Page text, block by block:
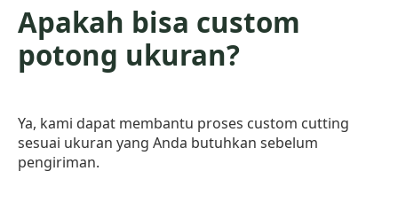
Apakah bisa custom
potong ukuran?
Ya, kami dapat membantu proses custom cutting
sesuai ukuran yang Anda butuhkan sebelum
pengiriman.